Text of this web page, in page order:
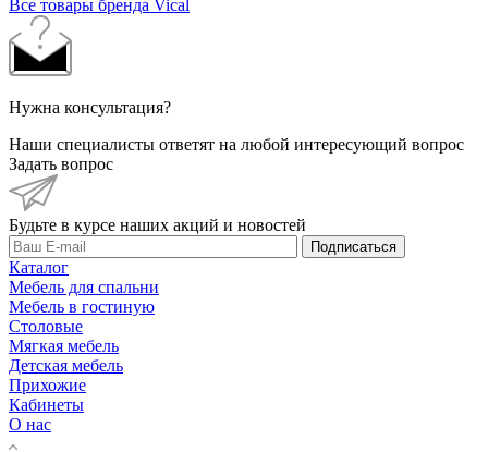
Все товары бренда Vical
Нужна консультация?
Наши специалисты ответят на любой интересующий вопрос
Задать вопрос
Будьте в курсе наших акций и новостей
Подписаться
Каталог
Мебель для спальни
Мебель в гостиную
Столовые
Мягкая мебель
Детская мебель
Прихожие
Кабинеты
О нас